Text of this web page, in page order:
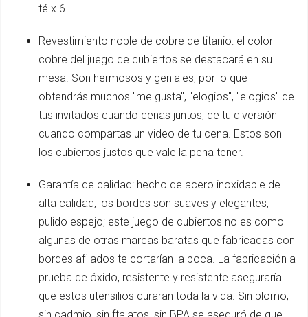
té x 6.
Revestimiento noble de cobre de titanio: el color
cobre del juego de cubiertos se destacará en su
mesa. Son hermosos y geniales, por lo que
obtendrás muchos "me gusta", "elogios", "elogios" de
tus invitados cuando cenas juntos, de tu diversión
cuando compartas un video de tu cena. Estos son
los cubiertos justos que vale la pena tener.
Garantía de calidad: hecho de acero inoxidable de
alta calidad, los bordes son suaves y elegantes,
pulido espejo; este juego de cubiertos no es como
algunas de otras marcas baratas que fabricadas con
bordes afilados te cortarían la boca. La fabricación a
prueba de óxido, resistente y resistente aseguraría
que estos utensilios duraran toda la vida. Sin plomo,